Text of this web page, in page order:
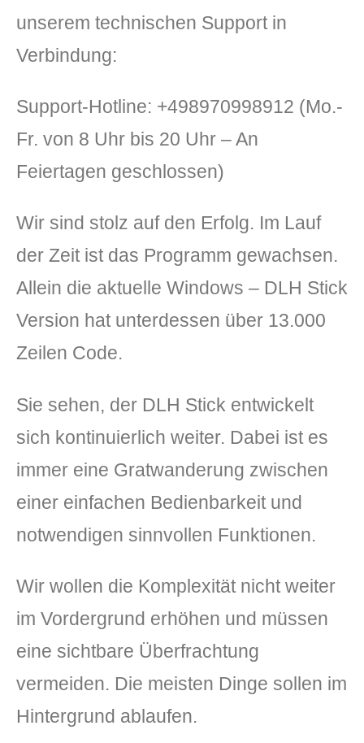
unserem technischen Support in
Verbindung:
Support-Hotline: +498970998912 (Mo.-
Fr. von 8 Uhr bis 20 Uhr – An
Feiertagen geschlossen)
Wir sind stolz auf den Erfolg. Im Lauf
der Zeit ist das Programm gewachsen.
Allein die aktuelle Windows – DLH Stick
Version hat unterdessen über 13.000
Zeilen Code.
Sie sehen, der DLH Stick entwickelt
sich kontinuierlich weiter. Dabei ist es
immer eine Gratwanderung zwischen
einer einfachen Bedienbarkeit und
notwendigen sinnvollen Funktionen.
Wir wollen die Komplexität nicht weiter
im Vordergrund erhöhen und müssen
eine sichtbare Überfrachtung
vermeiden. Die meisten Dinge sollen im
Hintergrund ablaufen.